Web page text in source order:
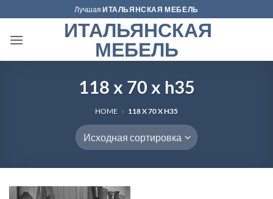
to
content
ЛучшаяИТАЛЬЯНСКАЯ МЕБЕЛЬ
ИТАЛЬЯНСКАЯ
МЕБЕЛЬ
118 x 70 x h35
HOME » 118 X 70 X H35